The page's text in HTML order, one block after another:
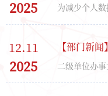
2025
12.11
2025
【部门新闻】